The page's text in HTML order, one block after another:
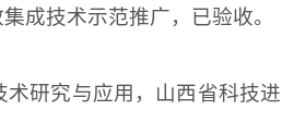
成技术示范推广，已验收。
研究与应用，山西省科技进